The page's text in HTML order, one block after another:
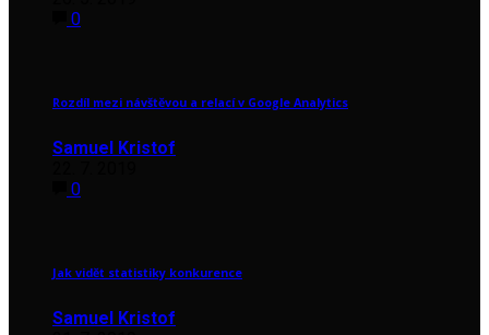
0
Rozdíl mezi návštěvou a relací v Google Analytics
Samuel Kristof
0
Jak vidět statistiky konkurence
Samuel Kristof